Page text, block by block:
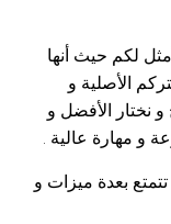
لكم حيث أنها
الأصلية و
و نختار الأفضل و
و مهارة عالية .
بعدة ميزات و